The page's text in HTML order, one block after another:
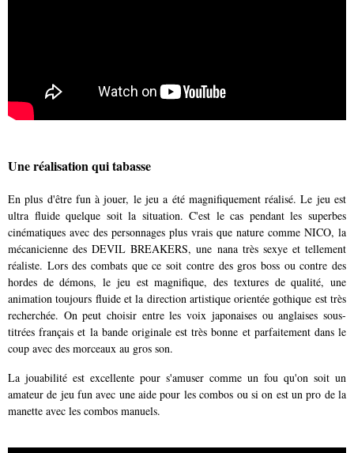
Une réalisation qui tabasse
En plus d'être fun à jouer, le jeu a été magnifiquement réalisé. Le jeu est
ultra fluide quelque soit la situation. C'est le cas pendant les superbes
cinématiques avec des personnages plus vrais que nature comme NICO, la
mécanicienne des DEVIL BREAKERS, une nana très sexye et tellement
réaliste. Lors des combats que ce soit contre des gros boss ou contre des
hordes de démons, le jeu est magnifique, des textures de qualité, une
animation toujours fluide et la direction artistique orientée gothique est très
recherchée. On peut choisir entre les voix japonaises ou anglaises sous-
titrées français et la bande originale est très bonne et parfaitement dans le
coup avec des morceaux au gros son.
La jouabilité est excellente pour s'amuser comme un fou qu'on soit un
amateur de jeu fun avec une aide pour les combos ou si on est un pro de la
manette avec les combos manuels.